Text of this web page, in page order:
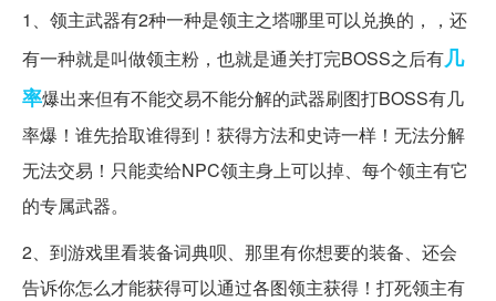
1、领主武器有2种一种是领主之塔哪里可以兑换的，，还
有一种就是叫做领主粉，也就是通关打完BOSS之后有几
率爆出来但有不能交易不能分解的武器刷图打BOSS有几
率爆！谁先拾取谁得到！获得方法和史诗一样！无法分解
无法交易！只能卖给NPC领主身上可以掉、每个领主有它
的专属武器。
2、到游戏里看装备词典呗、那里有你想要的装备、还会
告诉你怎么才能获得可以通过各图领主获得！打死领主有